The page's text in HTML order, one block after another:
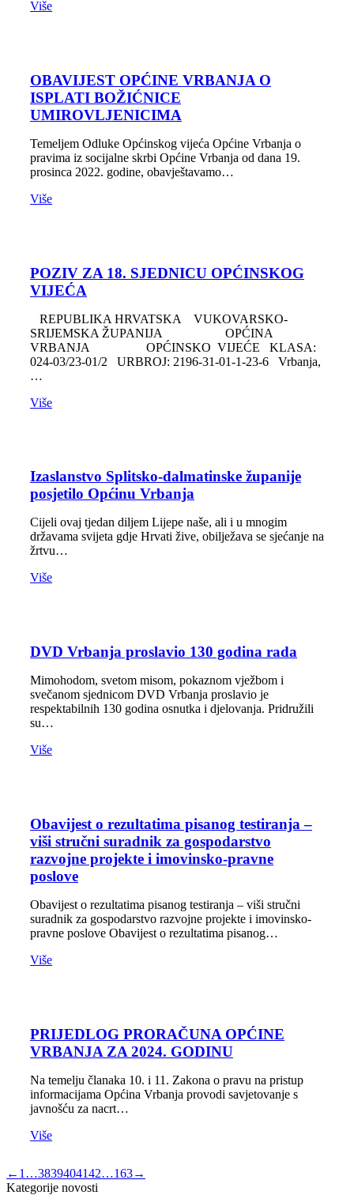
Više
OBAVIJEST OPĆINE VRBANJA O
ISPLATI BOŽIĆNICE
UMIROVLJENICIMA
Temeljem Odluke Općinskog vijeća Općine Vrbanja o
pravima iz socijalne skrbi Općine Vrbanja od dana 19.
prosinca 2022. godine, obavještavamo…
Više
POZIV ZA 18. SJEDNICU OPĆINSKOG
VIJEĆA
REPUBLIKA HRVATSKA VUKOVARSKO-
SRIJEMSKA ŽUPANIJA OPĆINA
VRBANJA OPĆINSKO VIJEĆE KLASA:
024-03/23-01/2 URBROJ: 2196-31-01-1-23-6 Vrbanja,
…
Više
Izaslanstvo Splitsko-dalmatinske županije
posjetilo Općinu Vrbanja
Cijeli ovaj tjedan diljem Lijepe naše, ali i u mnogim
državama svijeta gdje Hrvati žive, obilježava se sjećanje na
žrtvu…
Više
DVD Vrbanja proslavio 130 godina rada
Mimohodom, svetom misom, pokaznom vježbom i
svečanom sjednicom DVD Vrbanja proslavio je
respektabilnih 130 godina osnutka i djelovanja. Pridružili
su…
Više
Obavijest o rezultatima pisanog testiranja –
viši stručni suradnik za gospodarstvo
razvojne projekte i imovinsko-pravne
poslove
Obavijest o rezultatima pisanog testiranja – viši stručni
suradnik za gospodarstvo razvojne projekte i imovinsko-
pravne poslove Obavijest o rezultatima pisanog…
Više
PRIJEDLOG PRORAČUNA OPĆINE
VRBANJA ZA 2024. GODINU
Na temelju članaka 10. i 11. Zakona o pravu na pristup
informacijama Općina Vrbanja provodi savjetovanje s
javnošću za nacrt…
Više
← 1 …3839404142…163→
Kategorije novosti